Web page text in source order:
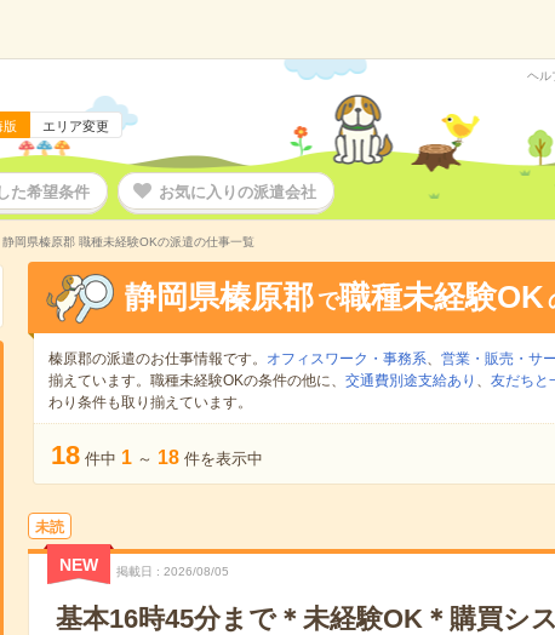
版 エリア変更
ヘル
た希望条件 お気に入りの派遣会社
静岡県榛原郡 職種未経験OKの派遣の仕事一覧
静岡県榛原郡 で職種未経験OK
榛原郡の派遣のお仕事情報です。 オフィスワーク・事務系、 営業・販売・サ
揃えています。職種未経験OKの条件の他に、 交通費別途支給あり 、 友だちと
わり条件も取り揃えています。
18 件中 1 ～ 18 件を表示中
未読
NEW 掲載日 2026/08/05
基本16時45分まで＊未経験OK＊購買シ